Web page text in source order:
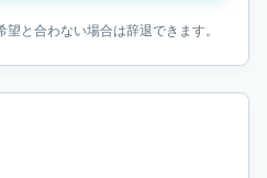
と合わない場合は辞退できます。